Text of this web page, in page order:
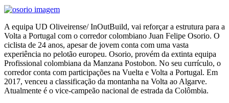
A equipa UD Oliveirense/ InOutBuild, vai reforçar a estrutura para a
Volta a Portugal com o corredor colombiano Juan Felipe Osorio. O
ciclista de 24 anos, apesar de jovem conta com uma vasta
experiência no pelotão europeu. Osorio, provém da extinta equipa
Profissional colombiana da Manzana Postobon. No seu currículo, o
corredor conta com participações na Vuelta e Volta a Portugal. Em
2017, venceu a classificação da montanha na Volta ao Algarve.
Atualmente é o vice-campeão nacional de estrada da Colômbia.